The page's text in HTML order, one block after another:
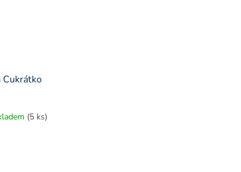
Cukrátko
(5 ks)